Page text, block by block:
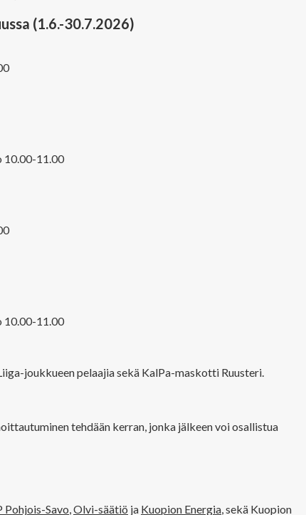
(1.6.-30.7.2026)
10.00-11.00
10.00-11.00
joukkueen pelaajia sekä KalPa-maskotti Ruusteri.
tehdään kerran, jonka jälkeen voi osallistua
Pohjois-Savo,Olvi-säätiö ja Kuopion Energia, sekä Kuopion